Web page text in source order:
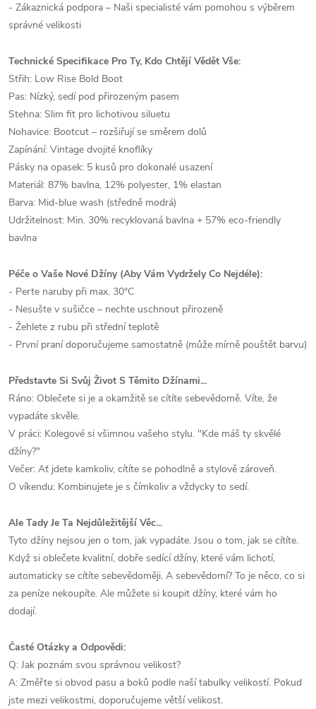
- Zákaznická podpora – Naši specialisté vám pomohou s výběrem
správné velikosti
Technické Specifikace Pro Ty, Kdo Chtějí Vědět Vše:
Střih: Low Rise Bold Boot
Pas: Nízký, sedí pod přirozeným pasem
Stehna: Slim fit pro lichotivou siluetu
Nohavice: Bootcut – rozšiřují se směrem dolů
Zapínání: Vintage dvojité knoflíky
Pásky na opasek: 5 kusů pro dokonalé usazení
Materiál: 87% bavlna, 12% polyester, 1% elastan
Barva: Mid-blue wash (středně modrá)
Udržitelnost: Min. 30% recyklovaná bavlna + 57% eco-friendly
bavlna
Péče o Vaše Nové Džíny (Aby Vám Vydržely Co Nejdéle):
- Perte naruby při max. 30°C
- Nesušte v sušičce – nechte uschnout přirozeně
- Žehlete z rubu při střední teplotě
- První praní doporučujeme samostatně (může mírně pouštět barvu)
Představte Si Svůj Život S Těmito Džínami...
Ráno: Oblečete si je a okamžitě se cítíte sebevědomě. Víte, že
vypadáte skvěle.
V práci: Kolegové si všimnou vašeho stylu. "Kde máš ty skvělé
džíny?"
Večer: Ať jdete kamkoliv, cítíte se pohodlně a stylově zároveň.
O víkendu: Kombinujete je s čímkoliv a vždycky to sedí.
Ale Tady Je Ta Nejdůležitější Věc...
Tyto džíny nejsou jen o tom, jak vypadáte. Jsou o tom, jak se cítíte.
Když si oblečete kvalitní, dobře sedící džíny, které vám lichotí,
automaticky se cítíte sebevědoměji. A sebevědomí? To je něco, co si
za peníze nekoupíte. Ale můžete si koupit džíny, které vám ho
dodají.
Časté Otázky a Odpovědi:
Q: Jak poznám svou správnou velikost?
A: Změřte si obvod pasu a boků podle naší tabulky velikostí. Pokud
jste mezi velikostmi, doporučujeme větší velikost.